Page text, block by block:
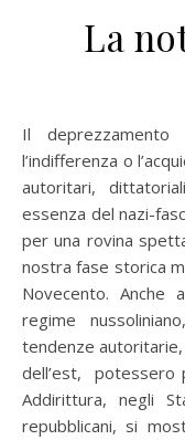
La
Il deprezzamento della libertà e della democrazia,
l’indifferenza o
autoritari,
essenza del nazi-
per una rovina
nostra fase storica
Novecento. Anche
regime
tendenze autoritarie,
dell’est, potessero
Addirittura, negli
repubblicani, si